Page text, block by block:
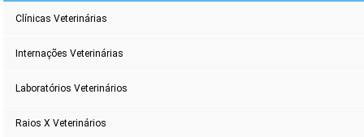
Clínicas Veterinárias
Internações Veterinárias
Laboratórios Veterinários
Raios X Veterinários